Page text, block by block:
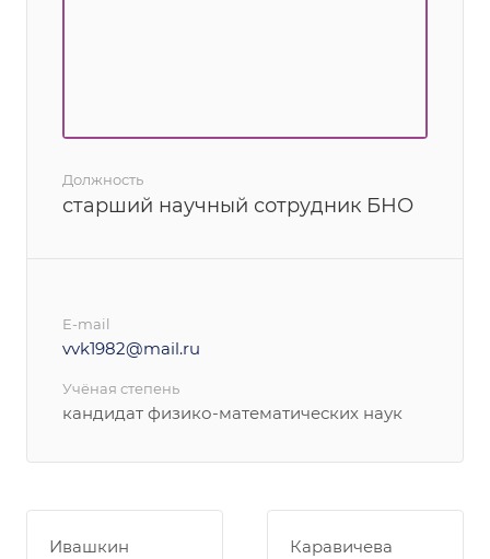
Должность
старший научный сотрудник БНО
E-mail
vvk1982@mail.ru
Учёная степень
кандидат физико-математических наук
Ивашкин
Каравичева